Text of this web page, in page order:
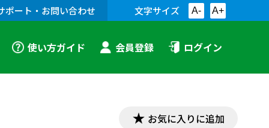
ポート・お問い合わせ 文字サイズ A- A+
使い方ガイド 会員登録 ログイン
お気に入りに追加